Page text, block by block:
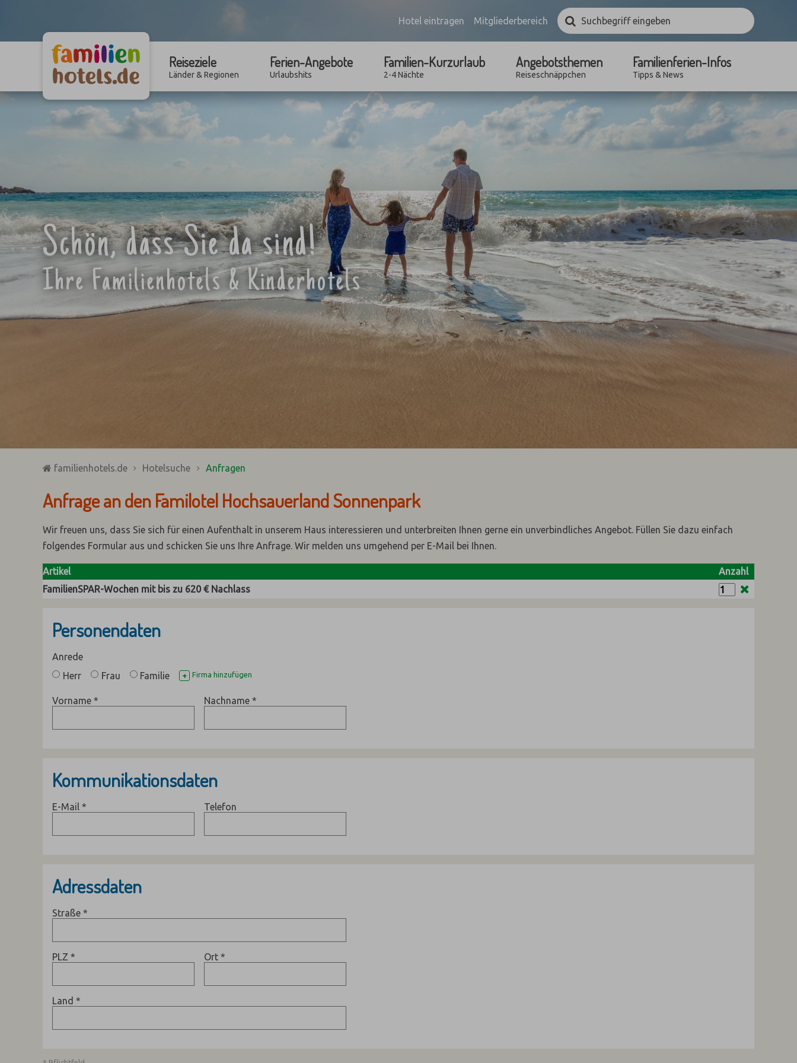
Hotel eintragen Mitgliederbereich
Suchbegriff
eingebenSuchen
Reiseziele
Länder & Regionen
Ferien-Angebote
Urlaubshits
Familien-Kurzurlaub
2-4 Nächte
Angebotsthemen
Reiseschnäppchen
Familienferien-Infos
Tipps & News
Schön, dass Sie da sind!
Ihre Familienhotels & Kinderhotels
familienhotels.de Hotelsuche Anfragen
Anfrage an den Familotel Hochsauerland Sonnenpark
Wir freuen uns, dass Sie sich für einen Aufenthalt in unserem Haus interessieren und unterbreiten Ihnen gerne ein unverbindliches Angebot. Füllen Sie dazu einfach
folgendes Formular aus und schicken Sie uns Ihre Anfrage. Wir melden uns umgehend per E-Mail bei Ihnen.
Artikel
Anzahl
FamilienSPAR-Wochen mit bis zu 620 € Nachlass
Personendaten
Anrede
Herr
Frau Familie + Firma hinzufügen
Vorname * Nachname *
Kommunikationsdaten
E-Mail * Telefon
Adressdaten
Straße *
PLZ * Ort *
Land *